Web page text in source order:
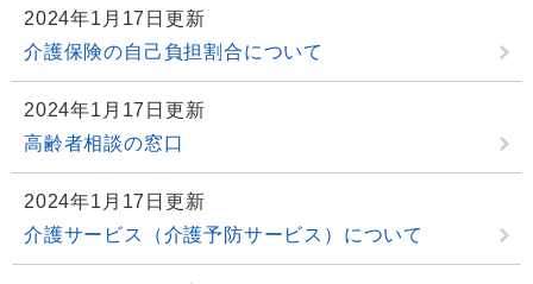
2024年1月17日更新
介護保険の自己負担割合について
2024年1月17日更新
高齢者相談の窓口
2024年1月17日更新
介護サービス（介護予防サービス）について